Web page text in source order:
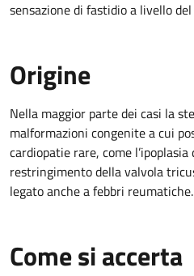
sensazione di fastidio a livello del
Origine
Nella maggior parte dei casi la
malformazioni congenite a cui
cardiopatie rare, come
restringimento della valvola
legato anche a febbri reumatiche.
Come si accerta